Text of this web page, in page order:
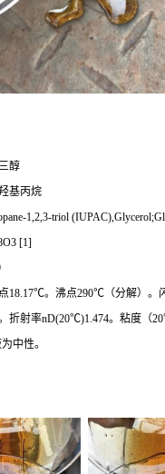
醇
基丙烷
1,2,3-triol
[1]
18.17℃。沸点290℃（分解）。
折射率nD(20℃)1.474。粘度（
中性。